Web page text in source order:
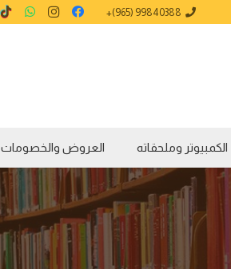
99840388 (965)+
الكمبيوتر وملحقاته العروض والخصومات